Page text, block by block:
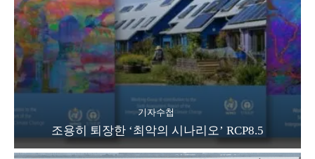
기자수첩
조용히 퇴장한 ‘최악의 시나리오’ RCP8.5